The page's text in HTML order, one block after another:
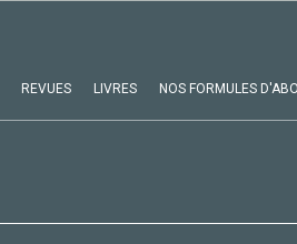
REVUES LIVRES NOS FORMULES